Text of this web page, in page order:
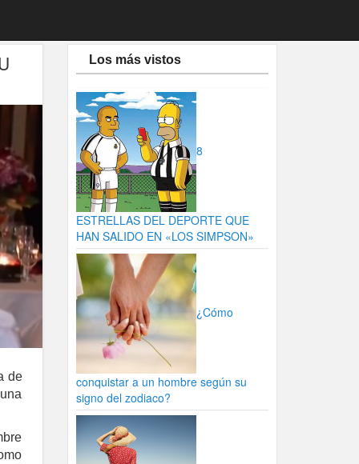
de
Los más vistos
8
ESTRELLAS DEL DEPORTE QUE
HAN SALIDO EN «LOS SIMPSON»
¿Cómo
conquistar a un hombre según su
signo del zodiaco?